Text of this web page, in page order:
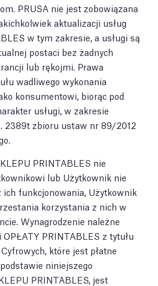
PRUSA nie jest zobowiązana
aktualizacji usług
w tym zakresie, a usługi są
postaci bez żadnych
lub rękojmi. Prawa
wadliwego wykonania
konsumentowi, biorąc pod
usługi, w zakresie
2389t zbioru ustaw nr 89/2012
PRINTABLES nie
lub Użytkownik nie
ich funkcjonowania, Użytkownik
korzystania z nich w
Wynagrodzenie należne
PRINTABLES z tytułu
które jest płatne
niniejszego
PRINTABLES, jest